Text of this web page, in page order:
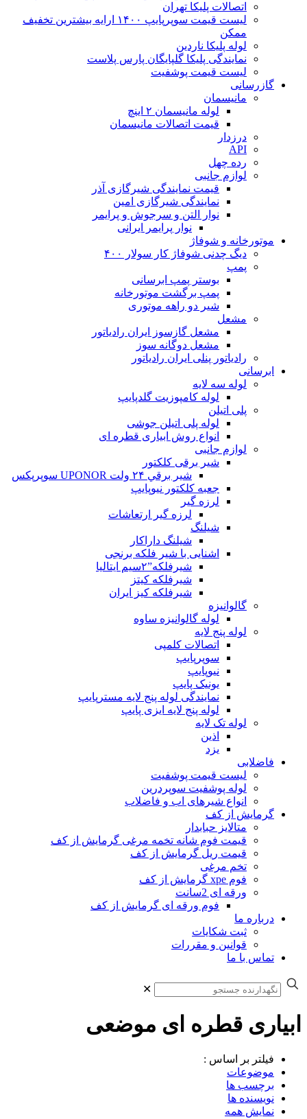
اتصالات پلیکا تهران
لیست قیمت سوپرپایپ ۱۴۰۰ ارایه بیشترین تخفیف
ممکن
لوله پلیکا ناردین
نمایندگی پلیکا گلپایگان پارس پلاست
لیست قیمت پوشفیت
گازرسانی
مانیسمان
لوله مانیسمان ۲ اینچ
قیمت اتصالات مانیسمان
درزدار
API
رده چهل
لوازم جانبی
قیمت نمایندگی شیرگازی آذر
نمایندگی شیرگازی امین
نوار التن و سرجوش و پرایمر
نوار پرایمر ایرانی
موتورخانه و شوفاژ
دیگ چدنی شوفاژ کار سولار ۴۰۰
پمپ
بوستر پمپ ابرسانی
پمپ برگشت موتورخانه
شیر دو راهه موتوری
مشعل
مشعل گازسوز ایران رادیاتور
مشعل دوگانه سوز
رادیاتور پنلی ایران رادیاتور
ابرسانی
لوله سه لایه
لوله کامپوزیت گلدپایپ
پلی اتیلن
لوله پلی اتیلن جوشی
انواع روش ابیاری قطره ای
لوازم جانبی
شیر برقی کلکتور
شير برقي ۲۴ ولت UPONOR سوپرپکس
جعبه کلکتور نیوپایپ
لرزه گیر
لرزه گیر ارتعاشات
شیلنگ
شیلنگ داراکار
اشنایی با شیر فلکه برنجی
شیرفلکه”۲سیم ایتالیا
شیرفلکه کیتز
شیرفلکه کیز ایران
گالوانیزه
لوله گالوانیزه ساوه
لوله پنج لایه
اتصالات کلمپی
سوپرپایپ
نیوپایپ
یونیک پایپ
نمایندگی لوله پنج لایه مسترپایپ
لوله پنج لایه ایزی پایپ
لوله تک لایه
اذین
یزد
فاضلابی
لیست قیمت پوشفیت
لوله پوشفیت سوپردرین
انواع شیرهای اب و فاضلاب
گرمایش از کف
متالایز حبابدار
قیمت فوم شانه تخمه مرغی گرمایش از کف
قیمت ریل گرمایش از کف
تخم مرغی
فوم xpe گرمایش از کف
ورقه ای 2سانت
فوم ورقه ای گرمایش از کف
درباره ما
ثبت شکایات
قوانین و مقررات
تماس با ما
✕
ابیاری قطره ای موضعی
فیلتر بر اساس :
موضوعات
برچسب ها
نویسنده ها
نمایش همه